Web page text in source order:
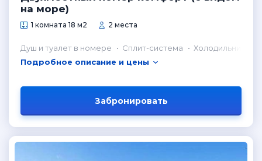
на море)
1 комната 18 м2 2 места
Душ и туалет в номере Сплит-система
Холодильник в
Подробное описание и цены
Забронировать